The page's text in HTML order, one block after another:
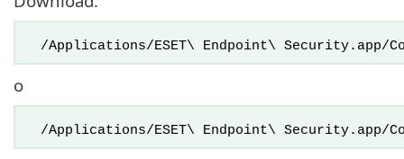
/Applications/ESET\ Endpoint\ Security.app/
o
/Applications/ESET\ Endpoint\ Security.app/